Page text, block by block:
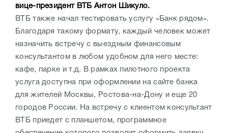
вице-президент ВТБ Антон Шикуло.
ВТБ также начал тестировать услугу «Банк рядом».
Благодаря такому формату, каждый человек может
назначить встречу с выездным финансовым
консультантом в любом удобном для него месте:
кафе, парке и т.д. В рамках пилотного проекта
услуга доступна при оформлении на сайте банка
для жителей Москвы, Ростова-на-Дону и еще 20
городов России. На встречу с клиентом консультант
ВТБ приедет с планшетом, программное